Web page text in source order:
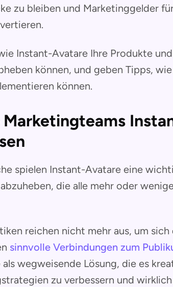
zu bleiben und Marketinggelder
Instant-Avatare Ihre Produkte
können, und geben Tipps,
können.
spielen Instant-Avatare eine
die alle mehr oder
reichen nicht mehr aus, um sich
sinnvolle Verbindungen zum
wegweisende Lösung, die es
zu verbessern und